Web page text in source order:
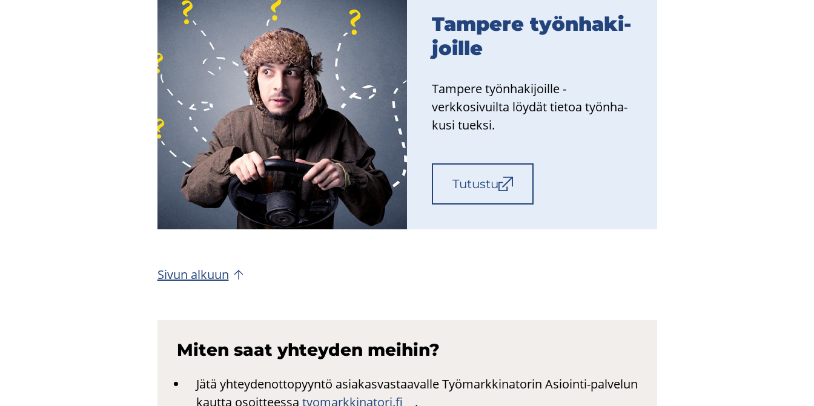
Tam­pe­re työn­ha­ki­
joil­le
Tam­pe­re työn­ha­ki­joil­le -​
verkkosivuilta löy­dät tie­toa työn­ha­
kusi tuek­si.
Tu­tus­tu
Sivun al­kuun
Miten saat yh­tey­den mei­hin?
Jätä yhteydenottopyyntö asiakasvastaavalle Työmarkkinatorin Asiointi-palvelun
kautta osoitteessa tyomarkkinatori.fi .